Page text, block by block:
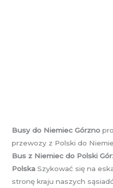
Busy do Niemiec Górzno
przewozy z Polski do
Bus z Niemiec do Polski
Polska Szykować się na
stronę kraju naszych